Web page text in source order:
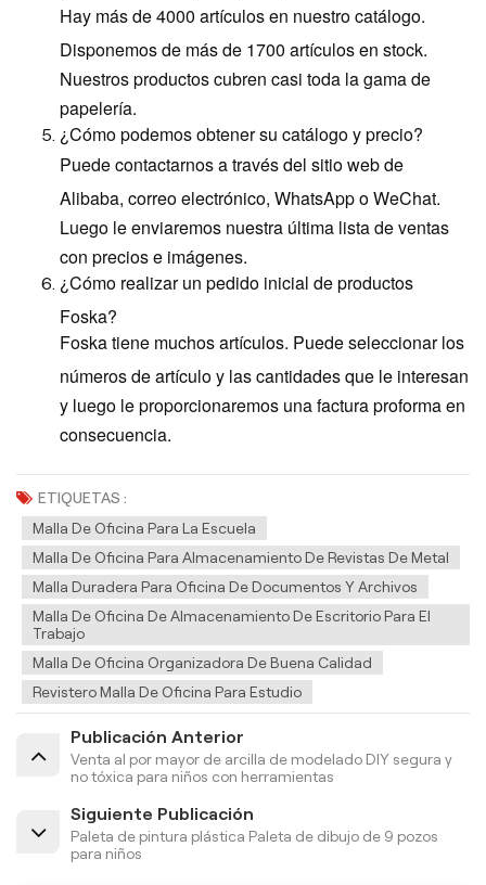
Hay más de 4000 artículos en nuestro catálogo.
Disponemos de más de 1700 artículos en stock.
Nuestros productos cubren casi toda la gama de
papelería.
¿Cómo podemos obtener su catálogo y precio?
Puede contactarnos a través del sitio web de
Alibaba, correo electrónico, WhatsApp o WeChat.
Luego le enviaremos nuestra última lista de ventas
con precios e imágenes.
¿Cómo realizar un pedido inicial de productos
Foska?
Foska tiene muchos artículos. Puede seleccionar los
números de artículo y las cantidades que le interesan
y luego le proporcionaremos una factura proforma en
consecuencia.
ETIQUETAS :
Malla De Oficina Para La Escuela
Malla De Oficina Para Almacenamiento De Revistas De Metal
Malla Duradera Para Oficina De Documentos Y Archivos
Malla De Oficina De Almacenamiento De Escritorio Para El
Trabajo
Malla De Oficina Organizadora De Buena Calidad
Revistero Malla De Oficina Para Estudio
Publicación Anterior
Venta al por mayor de arcilla de modelado DIY segura y
no tóxica para niños con herramientas
Siguiente Publicación
Paleta de pintura plástica Paleta de dibujo de 9 pozos
para niños